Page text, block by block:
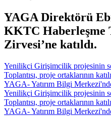
YAGA Direktörü
KKTC Haberleşme
Zirvesi’ne katıldı.
Yenilikçi Girişimcilik projesinin
Toplantısı, proje ortaklarının
YAGA- Yatırım Bilgi
Yenilikçi Girişimcilik projesinin
Toplantısı, proje ortaklarının
YAGA- Yatırım Bilgi